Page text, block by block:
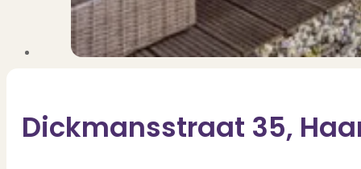
Dickmansstraat 35,